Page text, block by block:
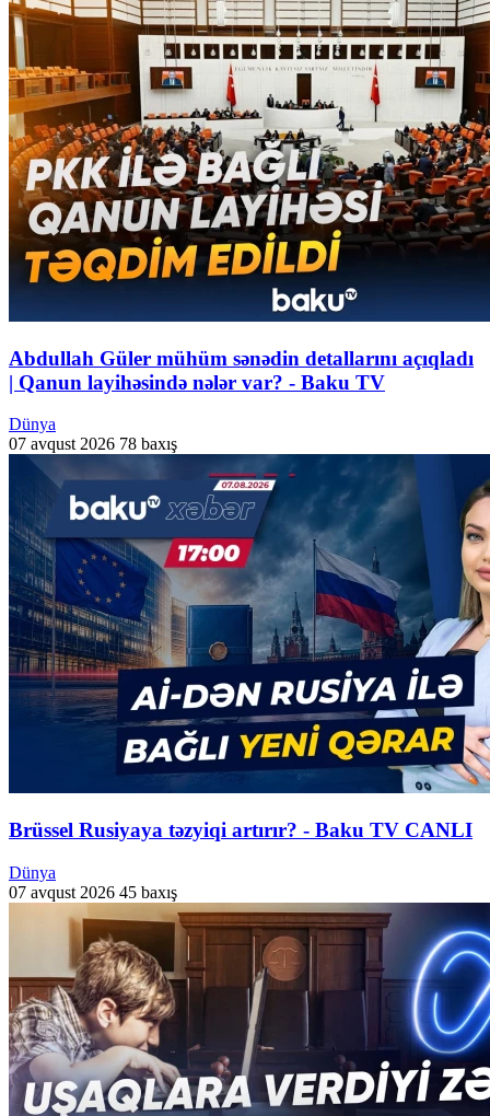
Abdullah Güler mühüm sənədin detallarını açıqladı
| Qanun layihəsində nələr var? - Baku TV
Dünya
07 avqust 2026 78 baxış
Brüssel Rusiyaya təzyiqi artırır? - Baku TV CANLI
Dünya
07 avqust 2026 45 baxış